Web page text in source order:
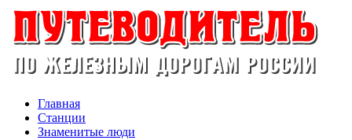
Главная
Станции
Знаменитые люди